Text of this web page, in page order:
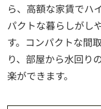
ら、高額な家賃でハ
パクトな暮らしがし
す。コンパクトな間
り、部屋から水回り
楽ができま